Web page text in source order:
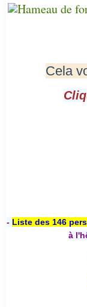
Cela
- Liste des 146
à